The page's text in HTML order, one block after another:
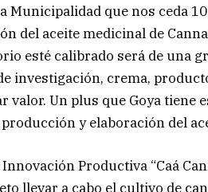
Municipalidad que nos ceda
del aceite medicinal de
esté calibrado será de una
investigación, crema,
valor. Un plus que Goya
y elaboración del
Productiva “Caá
llevar a cabo el cultivo de